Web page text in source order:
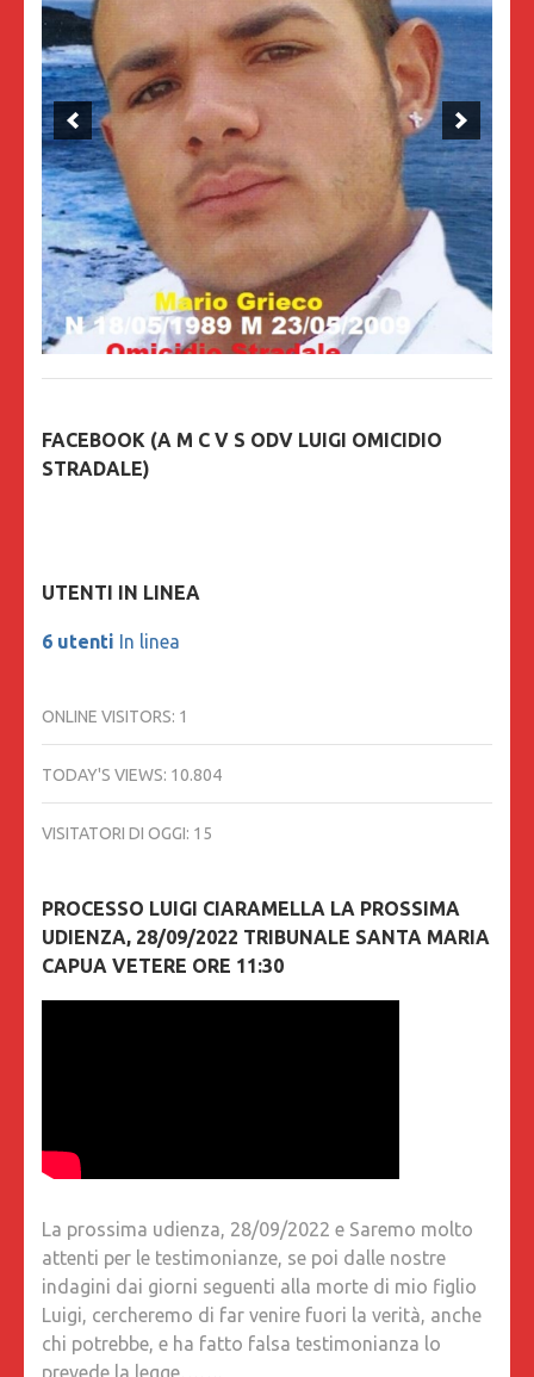
FACEBOOK (A M C V S ODV LUIGI OMICIDIO
STRADALE)
UTENTI IN LINEA
6 utenti In linea
ONLINE VISITORS: 1
TODAY'S VIEWS: 10.804
VISITATORI DI OGGI: 15
PROCESSO LUIGI CIARAMELLA LA PROSSIMA
UDIENZA, 28/09/2022 TRIBUNALE SANTA MARIA
CAPUA VETERE ORE 11:30
La prossima udienza, 28/09/2022 e Saremo molto
attenti per le testimonianze, se poi dalle nostre
indagini dai giorni seguenti alla morte di mio figlio
Luigi, cercheremo di far venire fuori la verità, anche
chi potrebbe, e ha fatto falsa testimonianza lo
prevede la legge…….